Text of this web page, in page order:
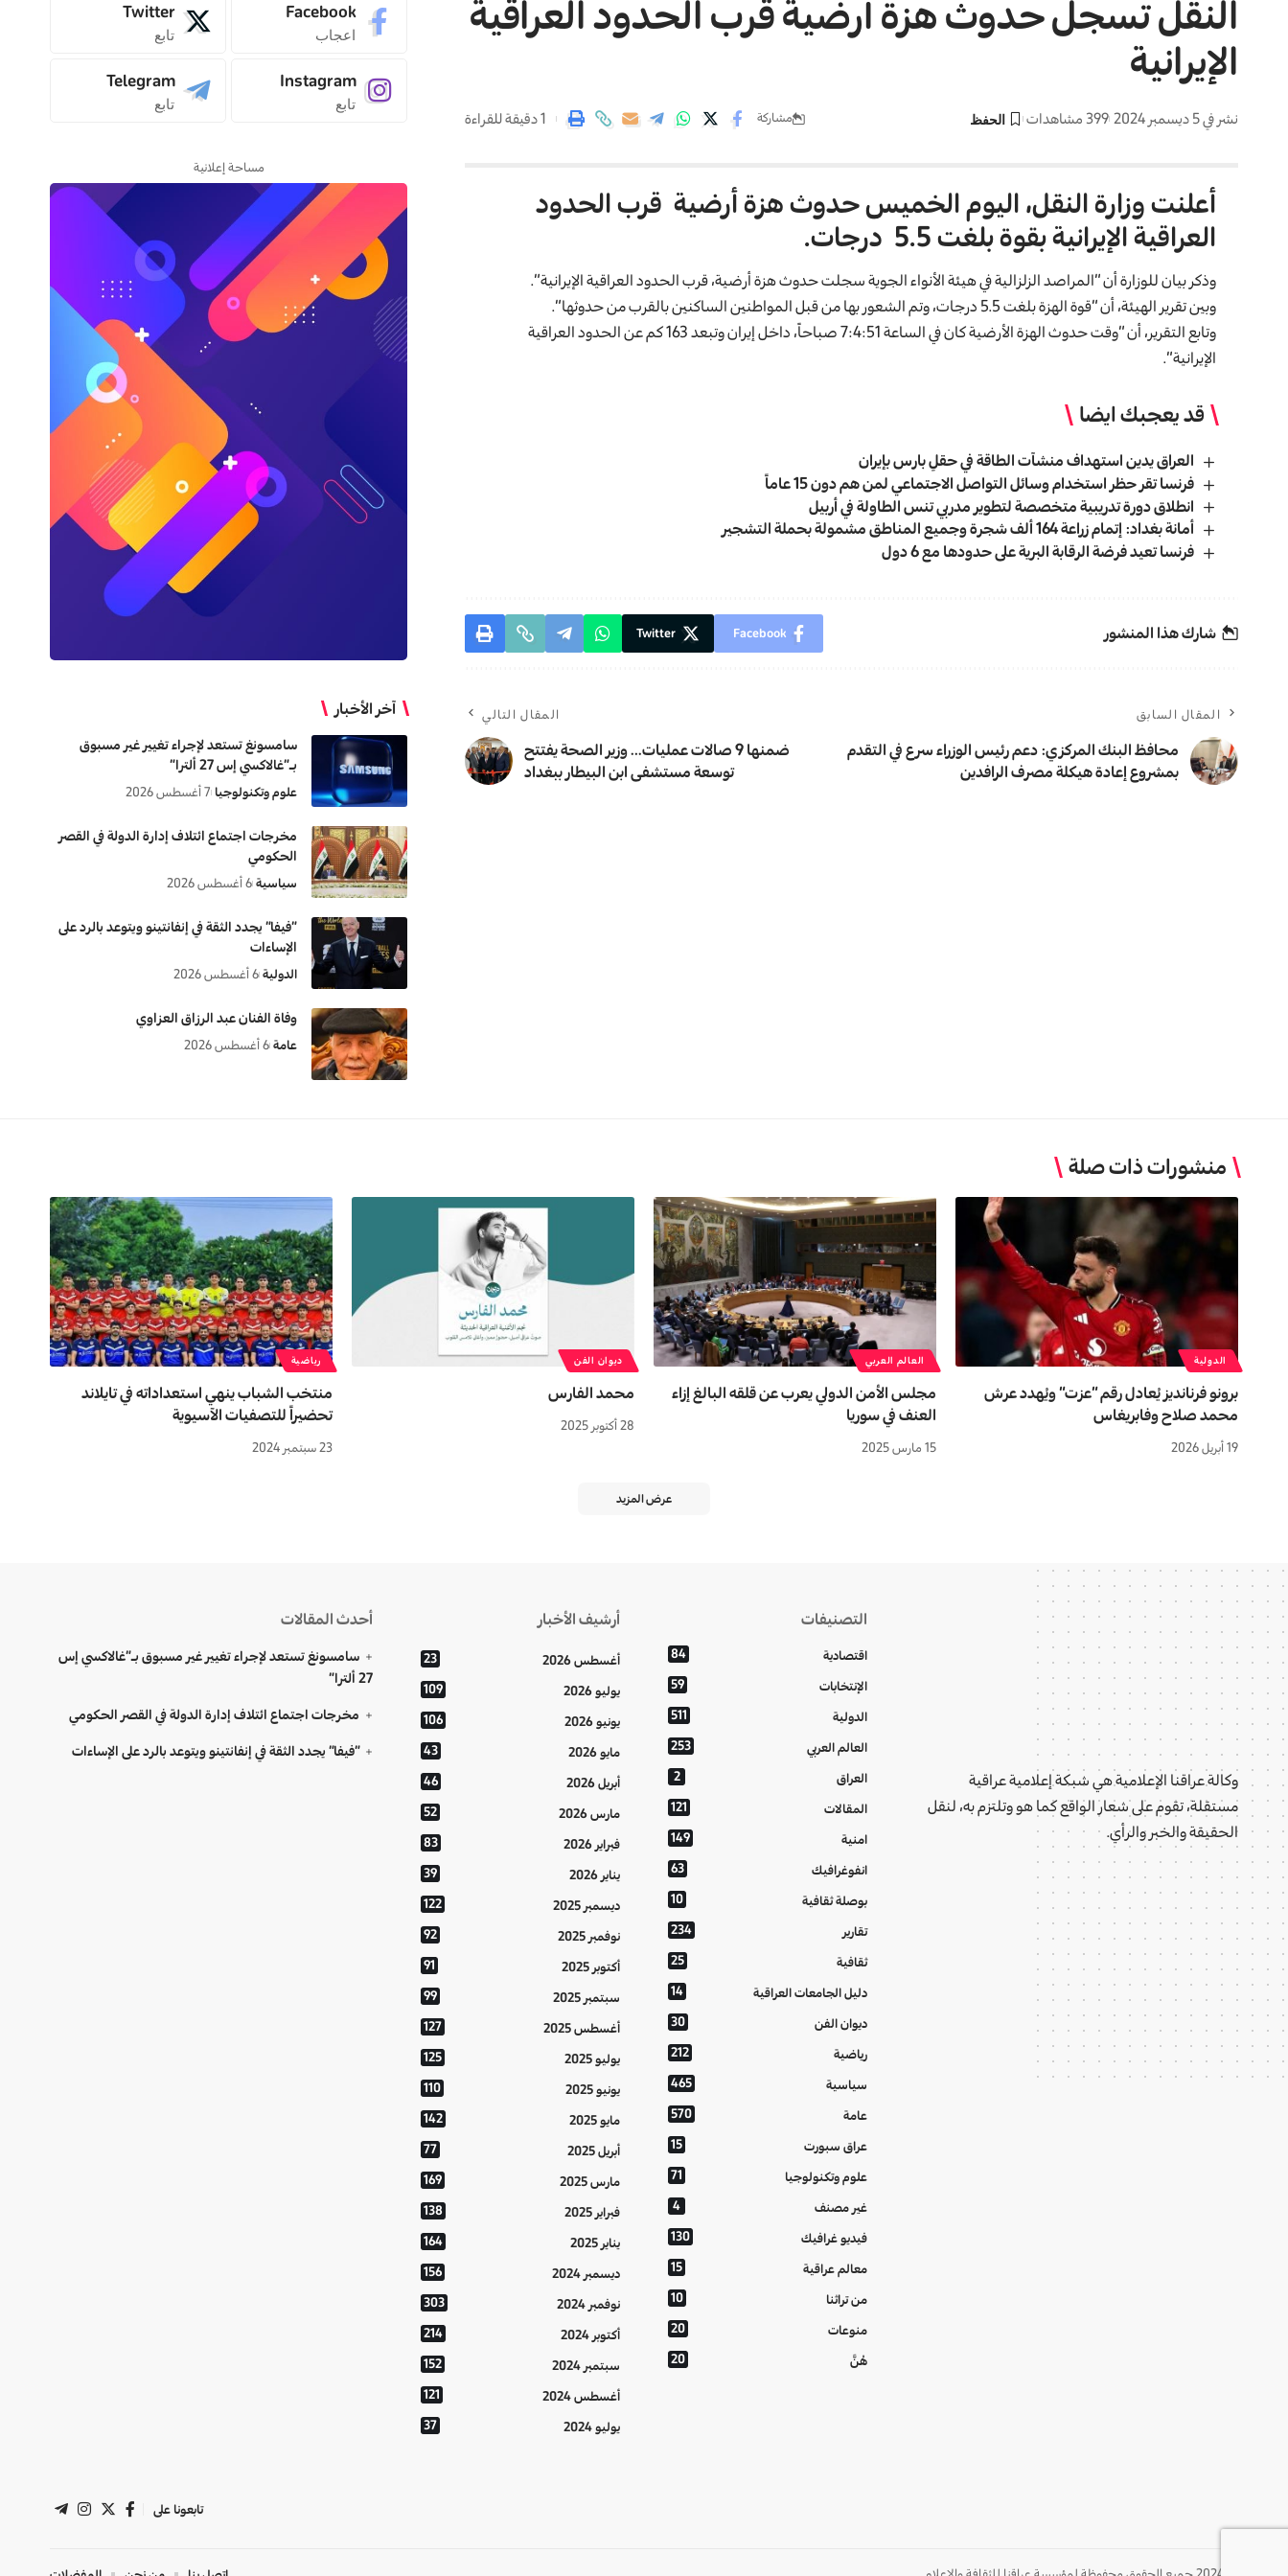
النقل تسجل حدوث هزة أرضية قرب الحدود العراقية
الإيرانية
نشر في 5 ديسمبر 2024 399 مشاهدات مشاركة 1 دقيقة للقراءة
‏أعلنت وزارة النقل، اليوم الخميس حدوث هزة أرضية قرب الحدود
العراقية الإيرانية بقوة بلغت 5.5 درجات.
وذكر بيان للوزارة أن “المراصد الزلزالية في هيئة الأنواء الجوية سجلت حدوث هزة أرضية، قرب الحدود العراقية الإيرانية”.
وبين تقرير الهيئة، أن “قوة الهزة بلغت 5.5 درجات، وتم الشعور بها من قبل المواطنين الساكنين بالقرب من حدوثها”.
وتابع التقرير، أن “وقت حدوث الهزة الأرضية كان في الساعة 7:4:51 صباحاً، داخل إيران وتبعد 163 كم عن الحدود العراقية
الإيرانية”.
قد يعجبك ايضا
العراق يدين استهداف منشآت الطاقة في حقلِ بارس بإيران
فرنسا تقر حظر استخدام وسائل التواصل الاجتماعي لمن هم دون 15 عاماً
انطلاق دورة تدريبية متخصصة لتطوير مدربي تنس الطاولة في أربيل
أمانة بغداد: إتمام زراعة 164 ألف شجرة وجميع المناطق مشمولة بحملة التشجير
فرنسا تعيد فرضة الرقابة البرية على حدودها مع 6 دول
شارك هذا المنشور Facebook
Twitter
المقال السابق
محافظ البنك المركزي: دعم رئيس الوزراء سرع في التقدم
بمشروع إعادة هيكلة مصرف الرافدين
المقال التالي
ضمنها 9 صالات عمليات… وزير الصحة يفتتح
توسعة مستشفى ابن البيطار ببغداد
Facebook
اعجاب
Twitter
تابع
Instagram
تابع
Telegram
تابع
مساحة إعلانية
آخر الأخبار
سامسونغ تستعد لإجراء تغيير غير مسبوق
بـ”غالاكسي إس 27 ألترا”
علوم وتكنولوجيا 7 أغسطس 2026
مخرجات اجتماع ائتلاف إدارة الدولة في القصر
الحكومي
سياسية 6 أغسطس 2026
“فيفا” يجدد الثقة في إنفانتينو ويتوعد بالرد على
الإساءات
الدولية 6 أغسطس 2026
وفاة الفنان عبد الرزاق العزاوي
عامة 6 أغسطس 2026
منشورات ذات صلة
الدولية
برونو فرنانديز يُعادل رقم “عزت” ويُهدد عرش
محمد صلاح وفابريغاس
19 أبريل 2026
العالم العربي
مجلس الأمن الدولي يعرب عن قلقه البالغ إزاء
العنف في سوريا
15 مارس 2025
ديوان الفن
محمد الفارس
28 أكتوبر 2025
رياضية
منتخب الشباب ينهي استعداداته في تايلاند
تحضيراً للتصفيات الآسيوية
23 سبتمبر 2024
عرض المزيد
وكالة عراقنا الإعلامية هي شبكة إعلامية عراقية
مستقلة، تقوم على شعار الواقع كما هو وتلتزم به، لنقل
الحقيقة والخبر والرأي.
التصنيفات
اقتصادية 84
الإنتخابات 59
الدولية 511
العالم العربي 253
العراق 2
المقالات 121
امنية 149
انفوغرافيك 63
بوصلة ثقافية 10
تقارير 234
ثقافية 25
دليل الجامعات العراقية 14
ديوان الفن 30
رياضية 212
سياسية 465
عامة 570
عراق سبورت 15
علوم وتكنولوجيا 71
غير مصنف 4
فيديو غرافيك 130
معالم عراقية 15
من تراثنا 10
منوعات 20
هُنَّ 20
أرشيف الأخبار
أغسطس 2026 23
يوليو 2026 109
يونيو 2026 106
مايو 2026 43
أبريل 2026 46
مارس 2026 52
فبراير 2026 83
يناير 2026 39
ديسمبر 2025 122
نوفمبر 2025 92
أكتوبر 2025 91
سبتمبر 2025 99
أغسطس 2025 127
يوليو 2025 125
يونيو 2025 110
مايو 2025 142
أبريل 2025 77
مارس 2025 169
فبراير 2025 138
يناير 2025 164
ديسمبر 2024 156
نوفمبر 2024 303
أكتوبر 2024 214
سبتمبر 2024 152
أغسطس 2024 121
يوليو 2024 37
أحدث المقالات
سامسونغ تستعد لإجراء تغيير غير مسبوق بـ”غالاكسي إس
27 ألترا”
مخرجات اجتماع ائتلاف إدارة الدولة في القصر الحكومي
“فيفا” يجدد الثقة في إنفانتينو ويتوعد بالرد على الإساءات
تابعونا على